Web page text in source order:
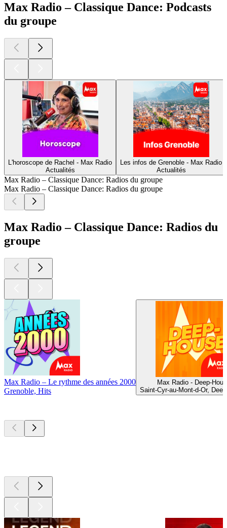
Max Radio – Classique Dance: Podcasts
du groupe
L'horoscope de Rachel - Max Radio
Actualités
Les infos de Grenoble - Max Radio
Actualités
Max Radio – Classique Dance: Radios du groupe
Max Radio – Classique Dance: Radios du groupe
Max Radio – Classique Dance: Radios du
groupe
Max Radio – Le rythme des années 2000
Grenoble, Hits
Max Radio - Deep-
Saint-Cyr-au-Mont-d-Or,